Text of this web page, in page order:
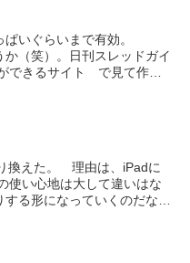
ビスで作成された部品を追
文のメールで使われる表現
がある。 Pukiwi...
いぐらいまで有効。
（笑）。日刊スレッドガイ
できるサイト で見て作っ
換えた。 理由は、iPadに
使い心地は大して違いはな
る形になっていくのだな。